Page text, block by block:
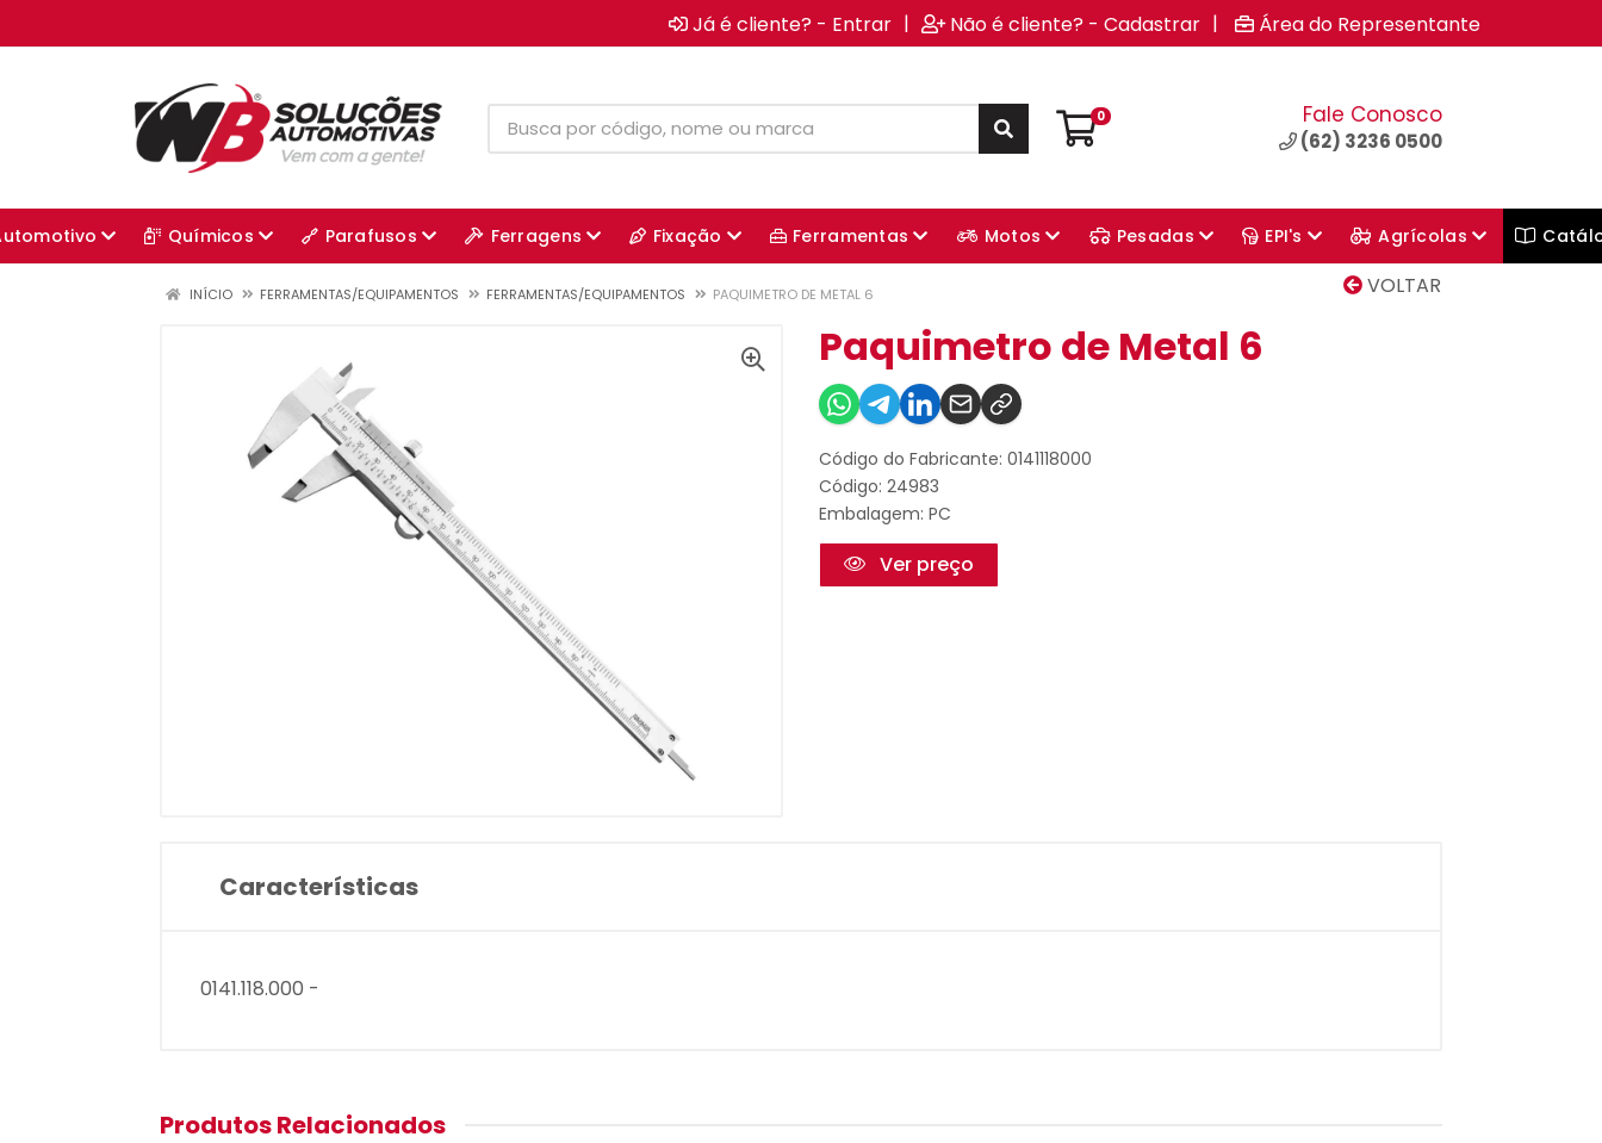
Já é cliente? - Entrar | Não é cliente? - Cadastrar | Área do Representante
0 Fale Conosco
(62) 3236 0500
Químicos Parafusos Ferragens Fixação Ferramentas Motos Pesadas EPI's Agrícolas
VOLTAR
INÍCIO FERRAMENTAS/EQUIPAMENTOS FERRAMENTAS/EQUIPAMENTOS PAQUIMETRO DE METAL 6
Paquimetro de Metal 6
Código do Fabricante: 0141118000
Código: 24983
Embalagem: PC
Ver preço
Características
0141.118.000 -
Produtos Relacionados